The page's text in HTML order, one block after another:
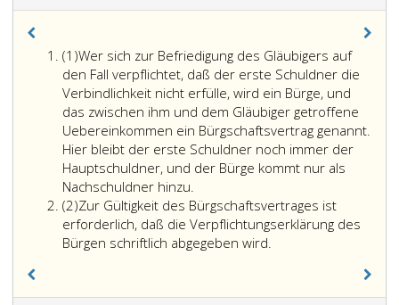
(1)Absatz
eins
Wer sich zur Befriedigung des Gläubigers auf
den Fall verpflichtet, daß der erste Schuldner die
Verbindlichkeit nicht erfülle, wird ein Bürge, und
das zwischen ihm und dem Gläubiger getroffene
Uebereinkommen ein Bürgschaftsvertrag genannt.
Hier bleibt der erste Schuldner noch immer der
Hauptschuldner, und der Bürge kommt nur als
Nachschuldner hinzu.
(2)Absatz
2
Zur Gültigkeit des Bürgschaftsvertrages ist
erforderlich, daß die Verpflichtungserklärung des
Bürgen schriftlich abgegeben wird.